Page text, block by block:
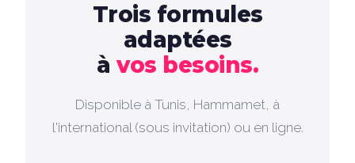
Trois formules
adaptées
àvos besoins.
Disponible à Tunis, Hammamet, à
l'international (sous invitation) ou en ligne.